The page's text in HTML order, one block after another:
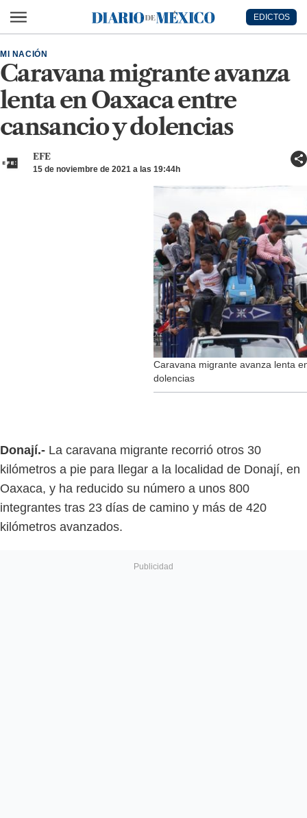
Diario de México
EDICTOS
Caravana migrante avanza
lenta en Oaxaca entre
cansancio y dolencias
MI NACIÓN
EFE
15 de noviembre de 2021 a las 19:44h
Caravana migrante avanza lenta
dolencias
Donají.- La caravana migrante recorrió otros 30
kilómetros a pie para llegar a la localidad de Donají, en
Oaxaca, y ha reducido su número a unos 800
integrantes tras 23 días de camino y más de 420
kilómetros avanzados.